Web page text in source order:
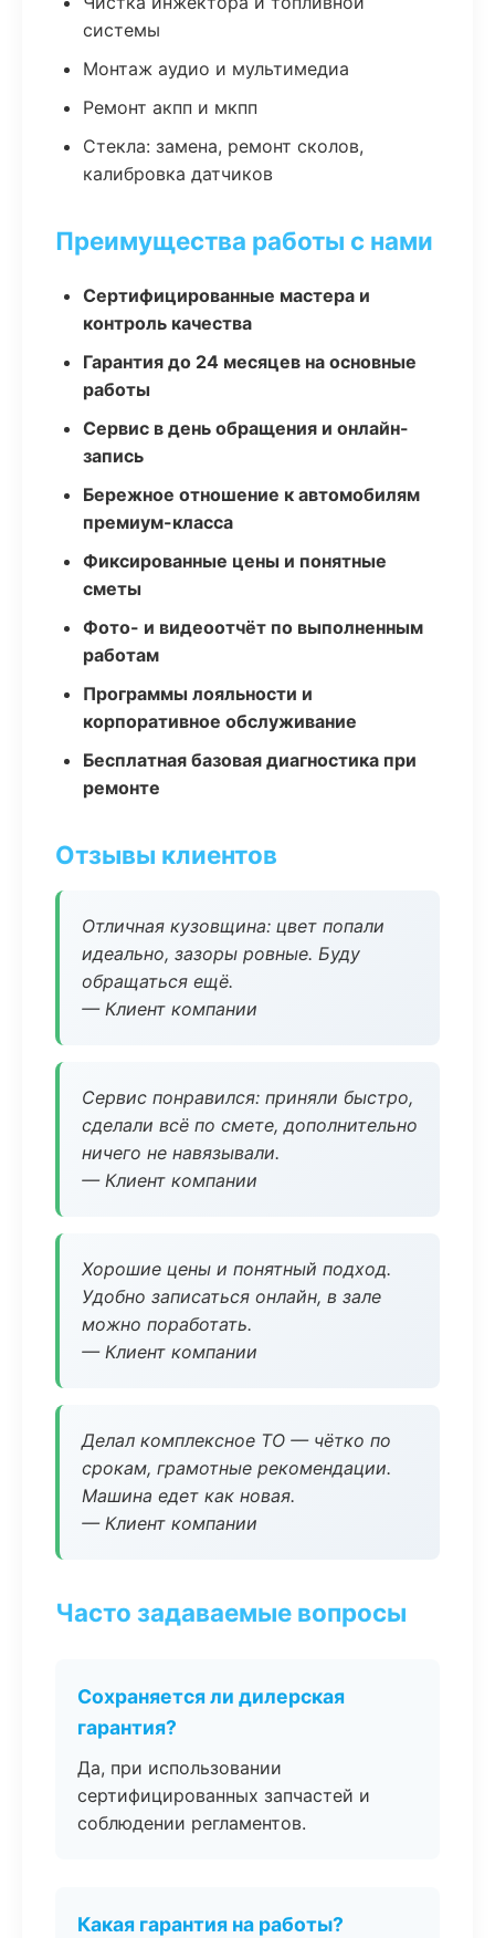
системы
Монтаж аудио и мультимедиа
Ремонт акпп и мкпп
Стекла: замена, ремонт сколов,
калибровка датчиков
Преимущества работы с нами
Сертифицированные мастера и
контроль качества
Гарантия до 24 месяцев на основные
работы
Сервис в день обращения и онлайн-
запись
Бережное отношение к автомобилям
премиум-класса
Фиксированные цены и понятные
сметы
Фото- и видеоотчёт по выполненным
работам
Программы лояльности и
корпоративное обслуживание
Бесплатная базовая диагностика при
ремонте
Отзывы клиентов
Отличная кузовщина: цвет попали
идеально, зазоры ровные. Буду
обращаться ещё.
— Клиент компании
Сервис понравился: приняли быстро,
сделали всё по смете, дополнительно
ничего не навязывали.
— Клиент компании
Хорошие цены и понятный подход.
Удобно записаться онлайн, в зале
можно поработать.
— Клиент компании
Делал комплексное ТО — чётко по
срокам, грамотные рекомендации.
Машина едет как новая.
— Клиент компании
Часто задаваемые вопросы
Сохраняется ли дилерская
гарантия?
Да, при использовании
сертифицированных запчастей и
соблюдении регламентов.
Какая гарантия на работы?